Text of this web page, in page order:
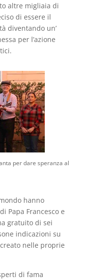
altre migliaia di
di essere il
diventando un’
per l’azione
per dare speranza al
hanno
Papa Francesco e
gratuito di sei
indicazioni su
nelle proprie
di fama